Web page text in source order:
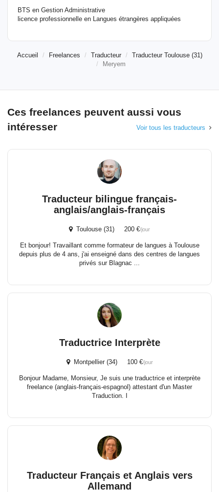
BTS en Gestion Administrative
licence professionnelle en Langues étrangères appliquées
Accueil Freelances Traducteur
Traducteur Toulouse (31)
Meryem
Ces freelances peuvent aussi vous
intéresser
Voir tous les traducteurs
Traducteur bilingue français-
anglais/anglais-français
Toulouse (31) 200 €/jour
Et bonjour! Travaillant comme formateur de langues à Toulouse
depuis plus de 4 ans, j'ai enseigné dans des centres de langues
privés sur Blagnac ...
Traductrice Interprète
Montpellier (34) 100 €/jour
Bonjour Madame, Monsieur, Je suis une traductrice et interprète
freelance (anglais-français-espagnol) attestant d'un Master
Traduction. I
Traducteur Français et Anglais vers
Allemand